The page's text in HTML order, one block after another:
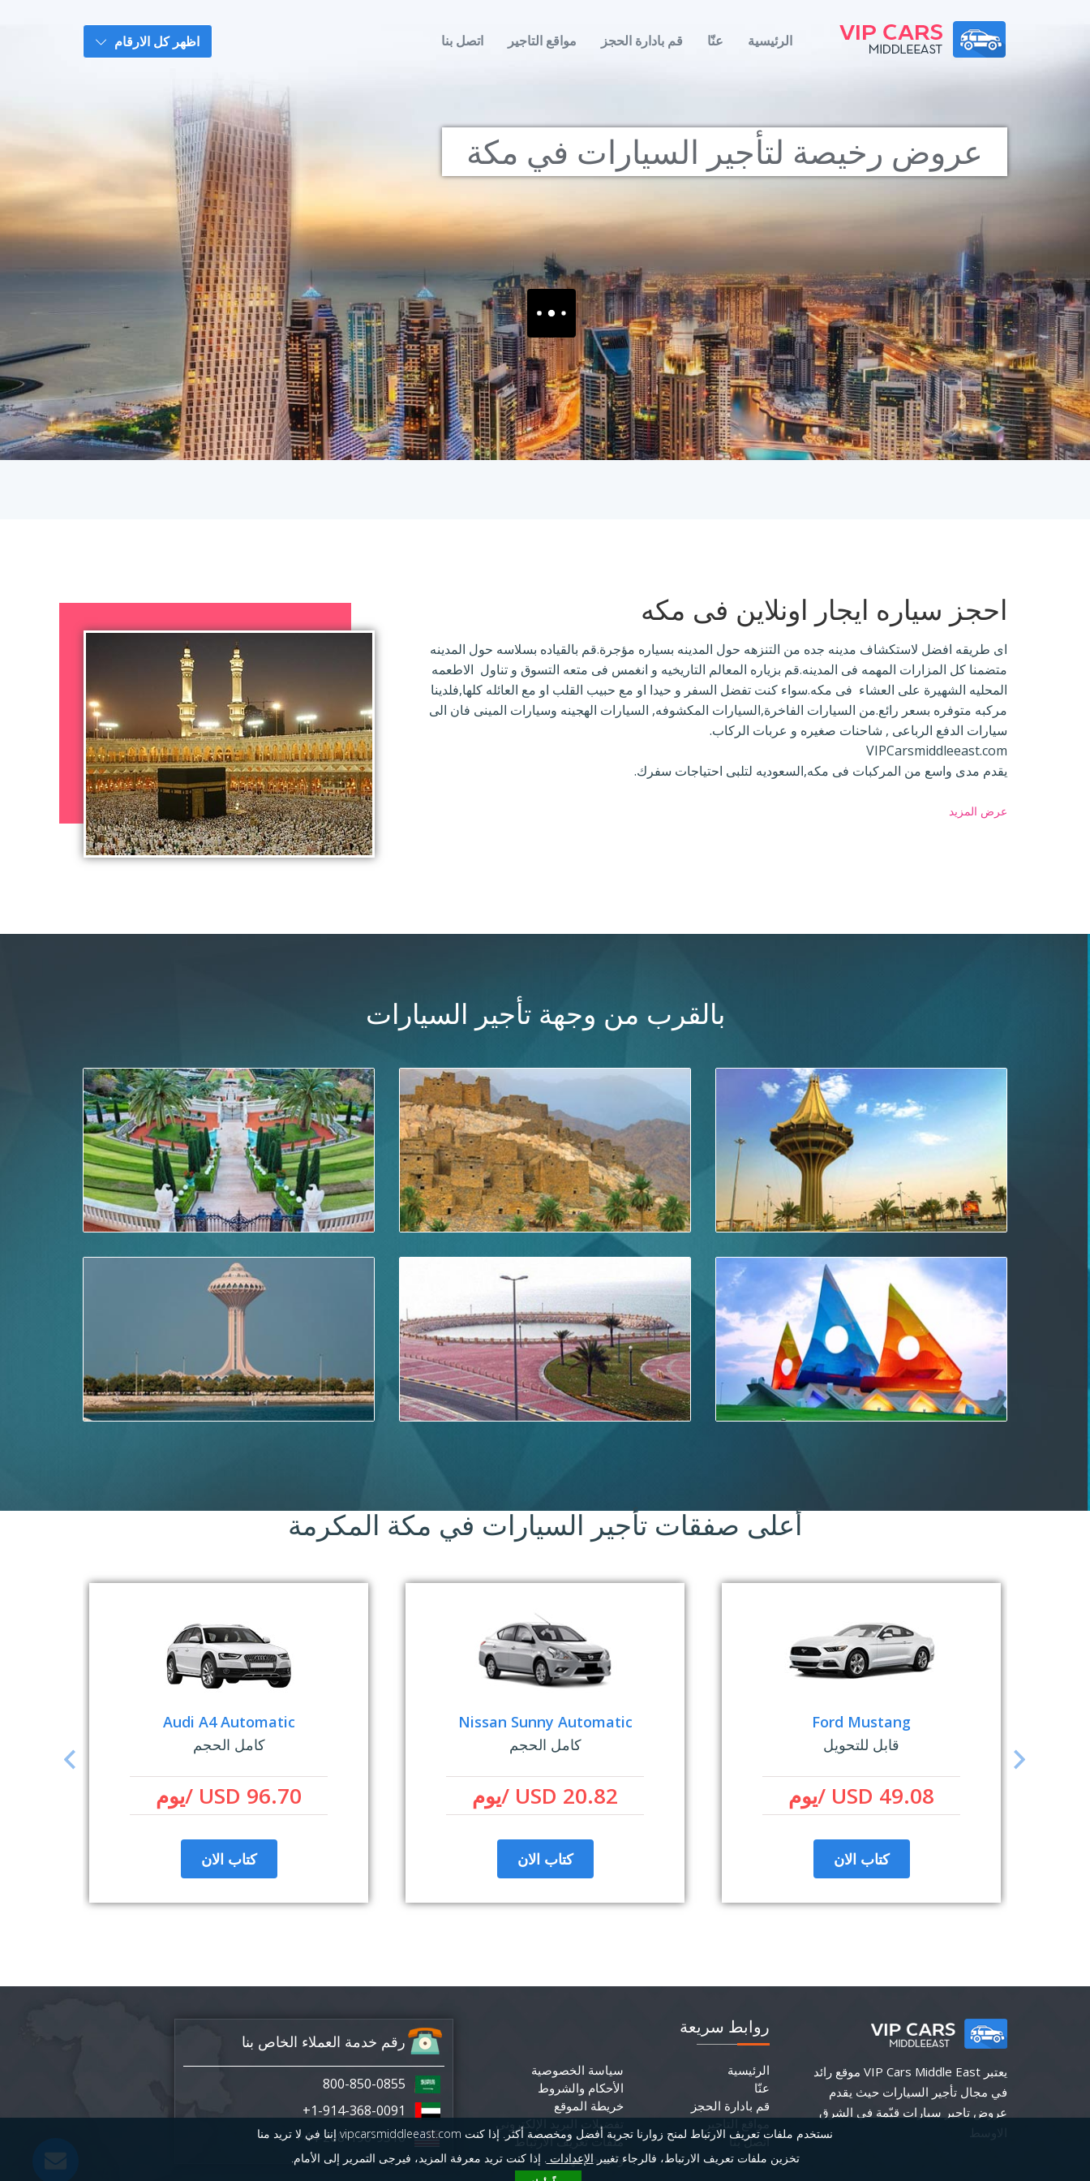
اظهر كل الارقام الرئيسية عنّا قم بادارة الحجز مواقع التاجير اتصل بنا
عروض رخيصة لتأجير السيارات في مكة
احجز سياره ايجار اونلاين فى مكه
اى طريقه افضل لاستكشاف مدينه جده من التنزهه حول المدينه بسياره مؤجرة.قم بالقياده بسلاسه حول المدينه
متضمنا كل المزارات المهمه فى المدينه.قم بزياره المعالم التاريخيه و انغمس فى متعه التسوق و تناول الاطعمه
المحليه الشهيرة على العشاء فى مكه.سواء كنت تفضل السفر و حيدا او مع حبيب القلب او مع العائله كلها,فلدينا
مركبه متوفره بسعر رائع.من السيارات الفاخرة,السيارات المكشوفه, السيارات الهجينه وسيارات المينى فان الى
سيارات الدفع الرباعى , شاحنات صغيره و عربات الركاب.
VIPCarsmiddleeast.com
يقدم مدى واسع من المركبات فى مكه,السعوديه لتلبى احتياجات سفرك.
عرض المزيد
بالقرب من وجهة تأجير السيارات
عروض تأجير السيارات في أبها بأسعار
رخيصة
اقرأ أكثر
خصومات ضخمة على تأجير السيارات في
الباحة
اقرأ أكثر
عروض شاملة لتأجير السيارات في الخرج
اقرأ أكثر
عروض تأجير السيارات في الخبر بأسعار
اقرأ أكثر
احصل على سيارة رخيصة للإيجار في
اقرأ أكثر
أفضل أسعار مضمونة في الدمام لتأجير
السيارات
اقرأ أكثر
أعلى صفقات تأجير السيارات في مكة المكرمة
Audi A4 Automatic
كامل الحجم
USD 96.70 /يوم
كتاب الان
Nissan Sunny Automatic
كامل الحجم
USD 20.82 /يوم
كتاب الان
Ford Mustang
قابل للتحويل
USD 49.08 /يوم
كتاب الان
رقم خدمة العملاء الخاص بنا
800-850-0855
1-914-368-0091+
44-208-196-9510+
روابط سريعة
الرئيسية
عنّا
قم بادارة الحجز
اتصل بنا
سياسة الخصوصية
الأحكام والشروط
خريطة الموقع
تفضيلات البريد الإلكتروني
ملفات تعريف الارتباط
واستخدامها
يعتبر VIP Cars Middle East موقع رائد
في مجال تأجير السيارات حيث يقدم
عروض تاجير سيارات قيّمة في الشرق
نستخدم ملفات تعريف الارتباط لمنح زوارنا تجربة أفضل ومخصصة أكثر. إذا كنت vipcarsmiddleeast.com إننا في لا تريد منا
تخزين ملفات تعريف الارتباط، فالرجاء تغيير الإعدادات . إذا كنت تريد معرفة المزيد، فيرجى التمرير إلى الأمام.